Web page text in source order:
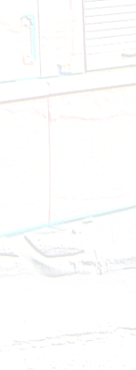
eingekl. Person -
-
nach VU -
nach VU -
ausgelöst - 27.10.2024
- 09.10.2024
eingekl. Person -
- 22.09.2024